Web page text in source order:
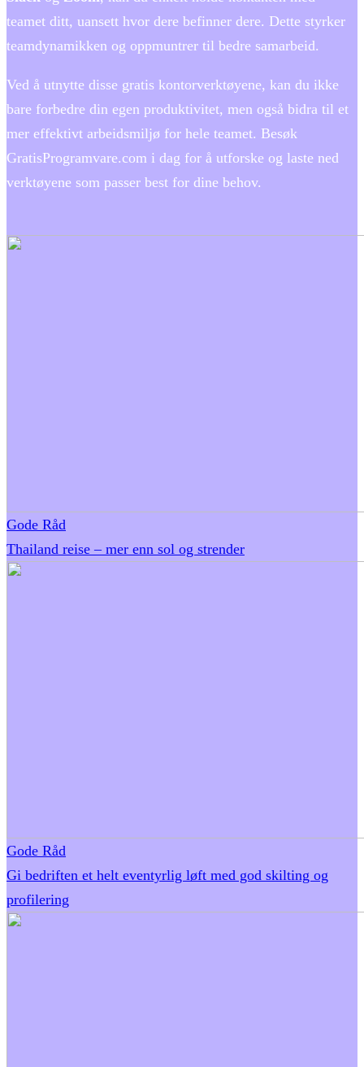
teamet ditt, uansett hvor dere befinner dere. Dette styrker
teamdynamikken og oppmuntrer til bedre samarbeid.
Ved å utnytte disse gratis kontorverktøyene, kan du ikke
bare forbedre din egen produktivitet, men også bidra til et
mer effektivt arbeidsmiljø for hele teamet. Besøk
GratisProgramvare.com i dag for å utforske og laste ned
verktøyene som passer best for dine behov.
Gode Råd
Thailand reise – mer enn sol og strender
Gode Råd
Gi bedriften et helt eventyrlig løft med god skilting og
profilering